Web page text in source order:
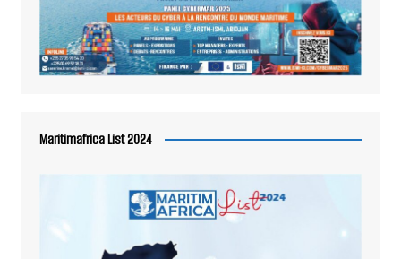
Maritimafrica List 2024